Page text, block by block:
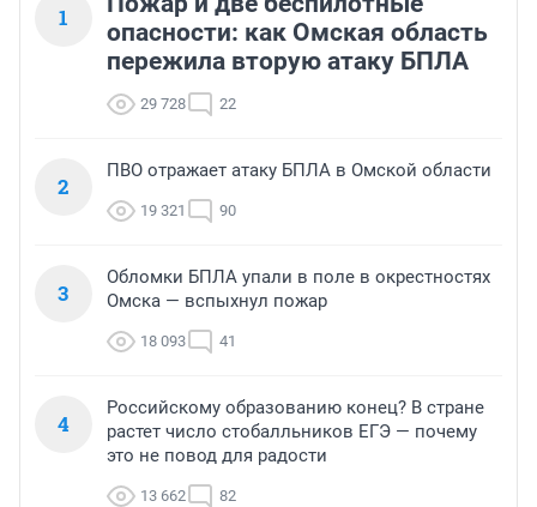
1
опасности: как Омская область
пережила вторую атаку БПЛА
29 728 22
2
ПВО отражает атаку БПЛА в Омской области
19 321 90
3
Обломки БПЛА упали в поле в окрестностях
Омска — вспыхнул пожар
18 093 41
4
Российскому образованию конец? В стране
растет число стобалльников ЕГЭ — почему
это не повод для радости
13 662 82